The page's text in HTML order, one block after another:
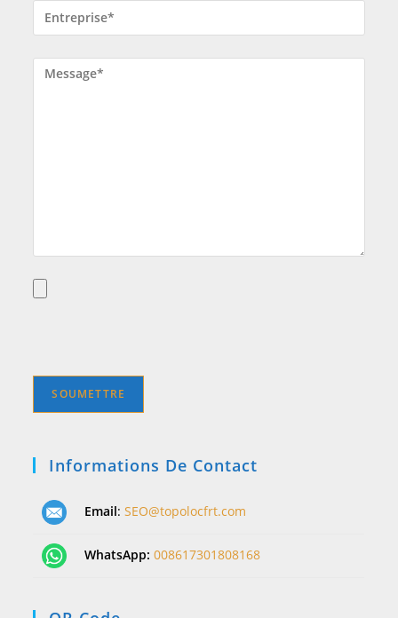
Informations De Contact
Email:SEO@topolocfrt.com
WhatsApp:008617301808168